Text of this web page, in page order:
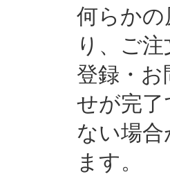
何らか
り、ご
登録・
せが完
ない場
ます。